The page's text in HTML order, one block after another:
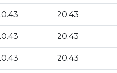
20.43
20.43
20.43